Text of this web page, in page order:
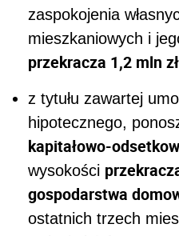
zaspokojenia
mieszkaniowych i
przekracza 1,2 mln zł
z tytułu zawartej
hipotecznego,
kapitałowo-
wysokości
gospodarstwa
ostatnich trzech